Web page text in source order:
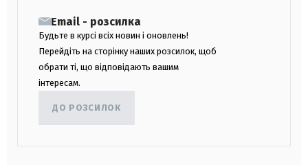
Email - розсилка
Будьте в курсі всіх новин і оновлень!
Перейдіть на сторінку наших розсилок, щоб
обрати ті, що відповідають вашим
інтересам.
ДО РОЗСИЛОК